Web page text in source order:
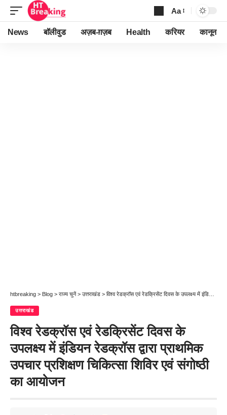
Font
Resizer
Aa
News बॉलीवुड अज़ब-ग़ज़ब Health करियर कानून
htbreaking > Blog > राज्य चुनें > उत्तराखंड > विश्व रेडक्रॉस एवं रेडक्रिसेंट दिवस के उपलक्ष्य में इंडियन रेडक्रॉस द्वारा प्राथमिक उपचार प्रशिक्षण चिकित्सा शिविर एवं संगोष्ठी का आयोजन
उत्तराखंड
विश्व रेडक्रॉस एवं रेडक्रिसेंट दिवस के
उपलक्ष्य में इंडियन रेडक्रॉस द्वारा प्राथमिक
उपचार प्रशिक्षण चिकित्सा शिविर एवं संगोष्ठी
का आयोजन